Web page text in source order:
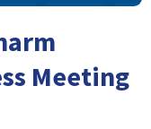
Meeting